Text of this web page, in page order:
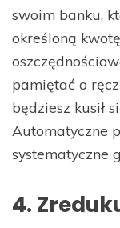
swoim banku,
określoną
pamiętać o
będziesz kusił
Automatyczne
systematyczne
4.